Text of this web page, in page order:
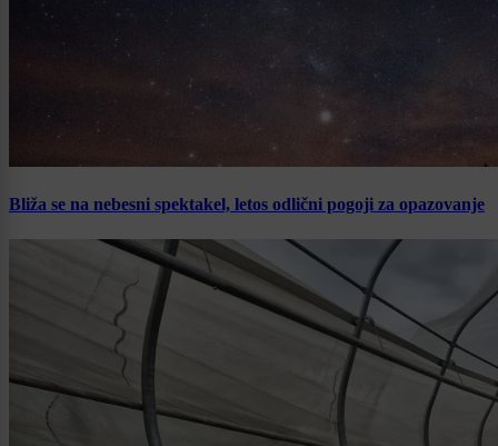
Bliža se na nebesni spektakel, letos odlični pogoji za opazovanje